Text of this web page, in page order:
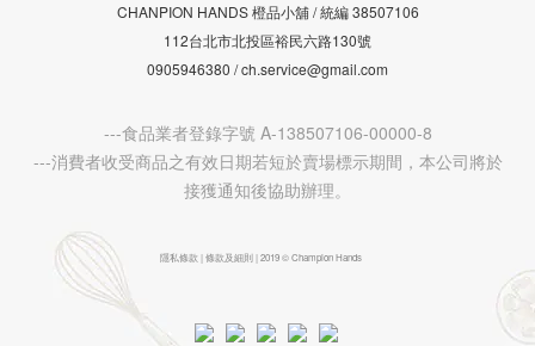
CHANPION HANDS 橙品小舖 /統編38507106
112台北市北投區裕民六路130號
0905946380 / ch.service@gmail.com
---食品業者登錄字號 A-138507106-00000-8
---消費者收受商品之有效日期若短於賣場標示期間，本公司將於
接獲通知後協助辦理。
隱私條款 | 條款及細則 | 2019 © Champion Hands